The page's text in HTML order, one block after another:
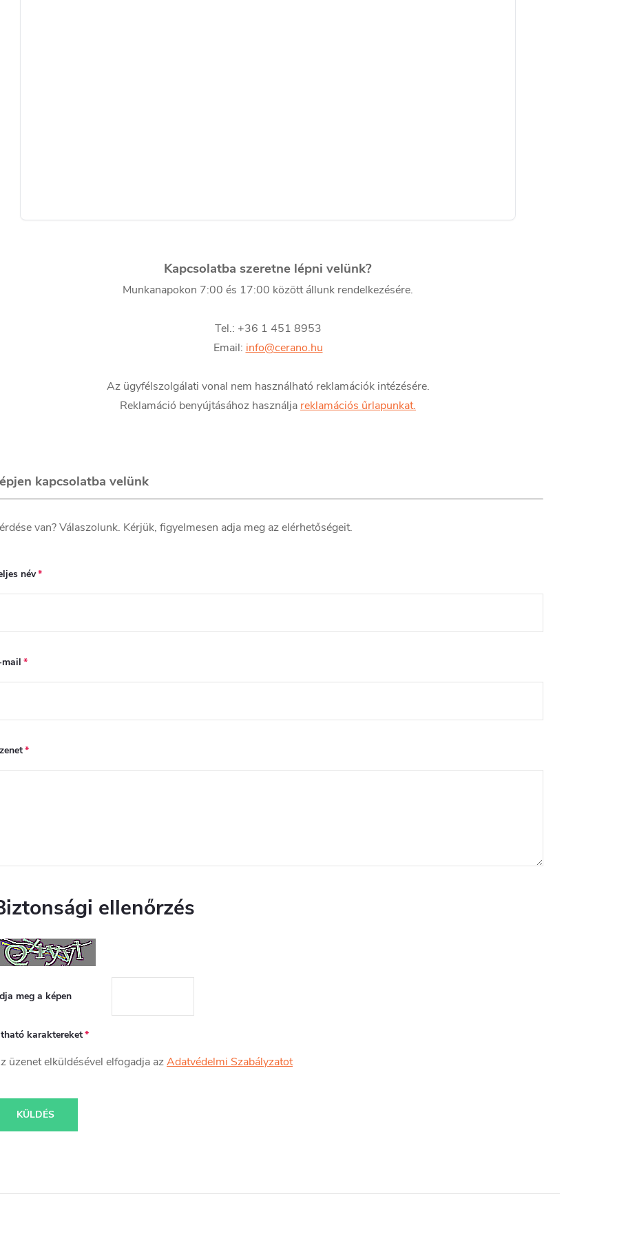
Kapcsolatba szeretne lépni velünk?
Munkanapokon 7:00 és 17:00 között állunk rendelkezésére.
Tel.: +36 1 451 8953
Email: info@cerano.hu
Az ügyfélszolgálati vonal nem használható reklamációk intézésére.
Reklamáció benyújtásához használja reklamációs űrlapunkat.
kapcsolatba velünk
van? Válaszolunk. Kérjük, figyelmesen adja meg az elérhetőségeit.
név
mail
ellenőrzés
meg a képen
karaktereket
üzenet elküldésével elfogadja azAdatvédelmi Szabályzatot
KÜLDÉS